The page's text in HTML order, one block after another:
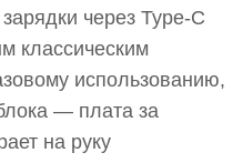
через Type-C
классическим
использованию,
— плата за
на руку